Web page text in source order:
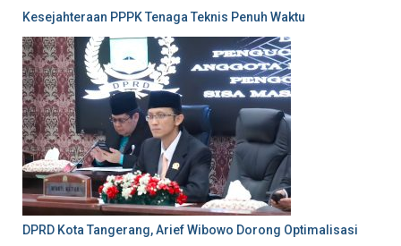
Kesejahteraan PPPK Tenaga Teknis Penuh Waktu
DPRD Kota Tangerang, Arief Wibowo Dorong Optimalisasi